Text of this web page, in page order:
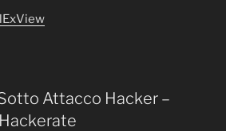
Attacco Hacker –